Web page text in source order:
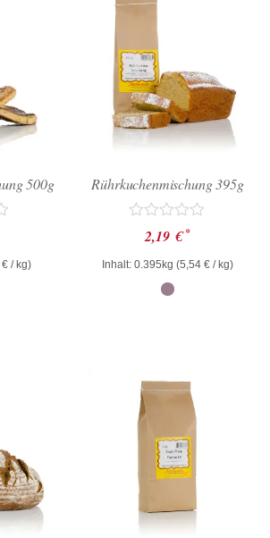
500g
€ / kg)
Rührkuchenmischung 395g
Bewertet
mit
0
von
2,19 € *
Inhalt: 0.395kg (5,54 € / kg)